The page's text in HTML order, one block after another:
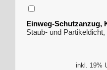
Einweg-Schutzanzug,
Staub- und
inkl. 19%